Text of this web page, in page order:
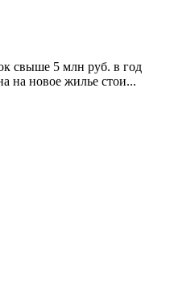
свыше 5 млн руб. в год
на новое жилье стои...